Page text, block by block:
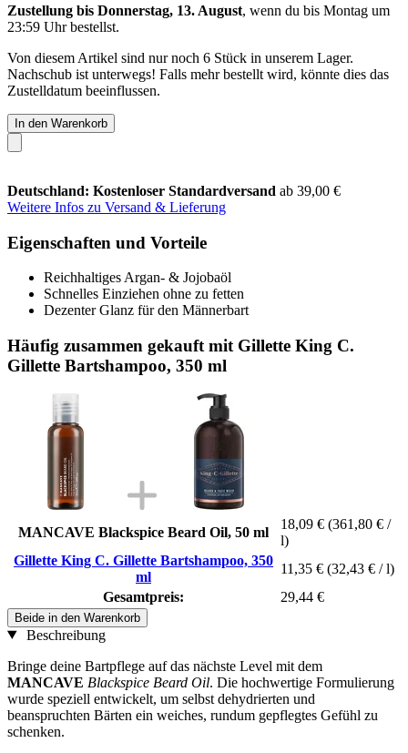
Zustellung bis Donnerstag, 13. August, wenn du bis Montag um
23:59 Uhrbestellst.
Von diesem Artikel sind nur noch 6 Stück in unserem Lager.
Nachschub ist unterwegs! Falls mehr bestellt wird, könnte dies das
Zustelldatum beeinflussen.
In den Warenkorb
Deutschland: Kostenloser Standardversand ab 39,00 €
Weitere Infos zu Versand & Lieferung
Eigenschaften und Vorteile
Reichhaltiges Argan- & Jojobaöl
Schnelles Einziehen ohne zu fetten
Dezenter Glanz für den Männerbart
Häufig zusammen gekauft mit Gillette King C.
Gillette Bartshampoo, 350 ml
MANCAVE Blackspice Beard Oil, 50 ml
18,09 € (361,80 € /
l)
Gillette King C. Gillette Bartshampoo, 350
ml
11,35 € (32,43 € / l)
Gesamtpreis:
29,44 €
Beide in den Warenkorb
Beschreibung
Bringe deine Bartpflege auf das nächste Level mit dem
MANCAVE Blackspice Beard Oil. Die hochwertige Formulierung
wurde speziell entwickelt, um selbst dehydrierten und
beanspruchten Bärten ein weiches, rundum gepflegtes Gefühl zu
schenken.